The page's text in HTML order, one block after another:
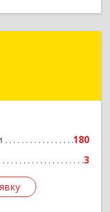
180
3
Хабаровск г,